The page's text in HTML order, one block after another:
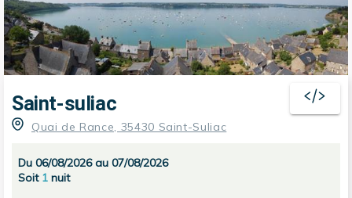
Saint-suliac
Quai de Rance, 35430 Saint-Suliac
Du 06/08/2026 au 07/08/2026
Soit 1 nuit